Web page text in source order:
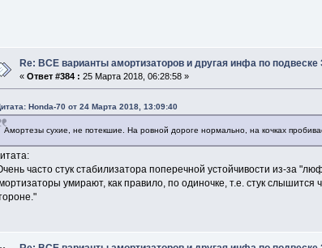
Re: ВСЕ варианты амортизаторов и другая инфа по подвеске
« Ответ #384 : 25 Марта 2018, 06:28:58 »
Honda-70 от 24 Марта 2018, 13:09:40
Амортезы сухие, не потекшие. На ровной дороге нормально, на кочках
часто стук стабилизатора поперечной устойчивости из-за
умирают, как правило, по одиночке, т.е. стук слышится